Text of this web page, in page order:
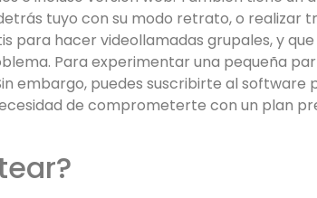
tuyo con su modo retrato, o realizar
para hacer videollamadas grupales, y
Para experimentar una pequeña
embargo, puedes suscribirte al software
de comprometerte con un plan